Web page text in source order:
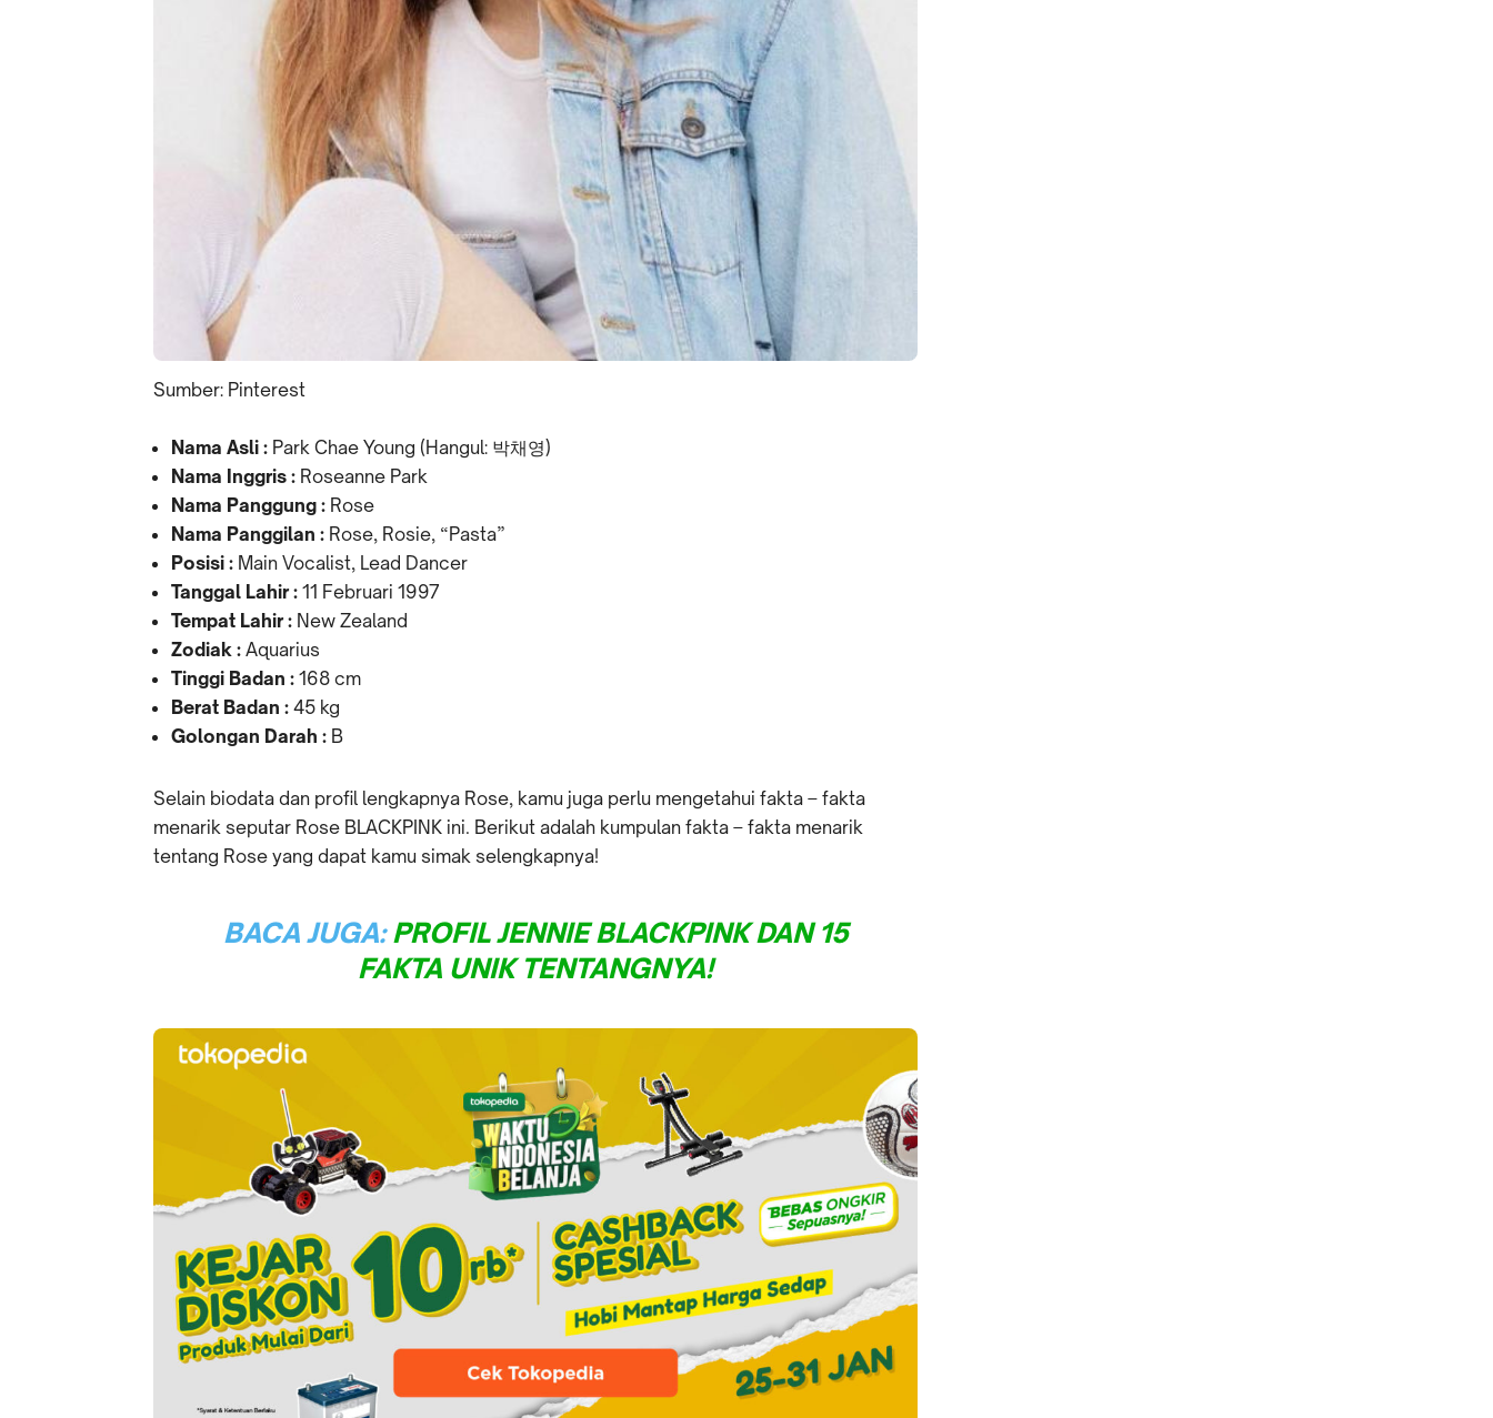
Sumber: Pinterest
Nama Asli : Park Chae Young (Hangul: 박채영)
Nama Inggris : Roseanne Park
Nama Panggung : Rose
Nama Panggilan : Rose, Rosie, “Pasta”
Posisi : Main Vocalist, Lead Dancer
Tanggal Lahir : 11 Februari 1997
Tempat Lahir : New Zealand
Zodiak : Aquarius
Tinggi Badan : 168 cm
Berat Badan : 45 kg
Golongan Darah : B
Selain biodata dan profil lengkapnya Rose, kamu juga perlu mengetahui fakta – fakta
menarik seputar Rose BLACKPINK ini. Berikut adalah kumpulan fakta – fakta menarik
tentang Rose yang dapat kamu simak selengkapnya!
BACA JUGA:PROFIL JENNIE BLACKPINK DAN 15
FAKTA UNIK TENTANGNYA!